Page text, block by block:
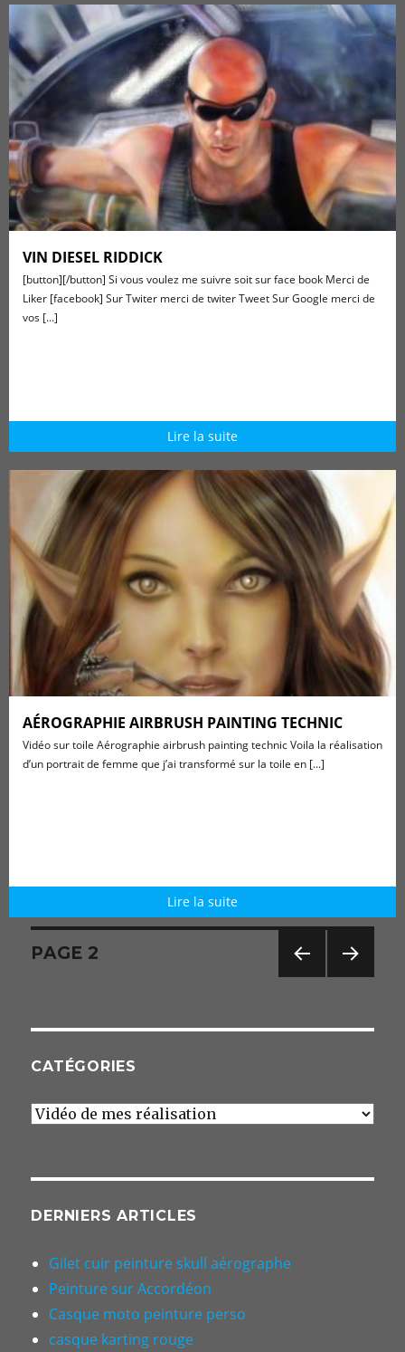
VIN DIESEL RIDDICK
[button][/button] Si vous voulez me suivre soit sur face book Merci de
Liker [facebook] Sur Twiter merci de twiter Tweet Sur Google merci de
vos [...]
Lire la suite
AÉROGRAPHIE AIRBRUSH PAINTING TECHNIC
Vidéo sur toile Aérographie airbrush painting technic Voila la réalisation
d’un portrait de femme que j’ai transformé sur la toile en [...]
Lire la suite
Navigation
articles
ÉDE
PAGE 2
ANT
CATÉGORIES
Catégories
DERNIERS ARTICLES
Gilet cuir peinture skull aérographe
Peinture sur Accordéon
Casque moto peinture perso
casque karting rouge